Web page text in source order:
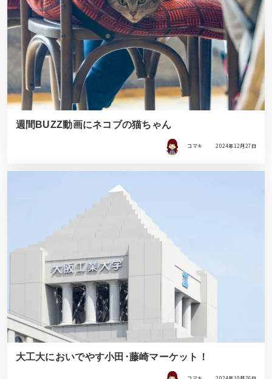
週間BUZZ動画にネコブの猫ちゃん
コマキ 2024年12月27日
大工大においでやす小田･藤崎マーケット！